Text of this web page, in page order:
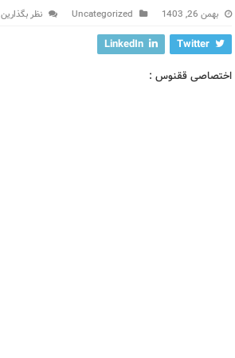
بهمن 26, 1403 Uncategorized نظر بگذارین
Twitter
LinkedIn
اختصاصی ققنوس :